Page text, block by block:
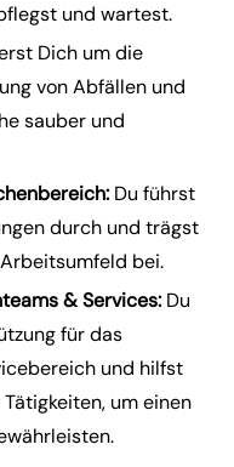
und wartest.
Dich um die
von Abfällen und
sauber und
Du führst
durch und trägst
bei.
& Services: Du
für das
und hilfst
um einen